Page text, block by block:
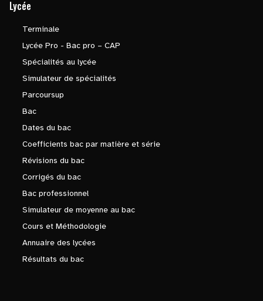
Lycée
Terminale
Lycée Pro - Bac pro – CAP
Spécialités au lycée
Simulateur de spécialités
Parcoursup
Bac
Dates du bac
Coefficients bac par matière et série
Révisions du bac
Corrigés du bac
Bac professionnel
Simulateur de moyenne au bac
Cours et Méthodologie
Annuaire des lycées
Résultats du bac